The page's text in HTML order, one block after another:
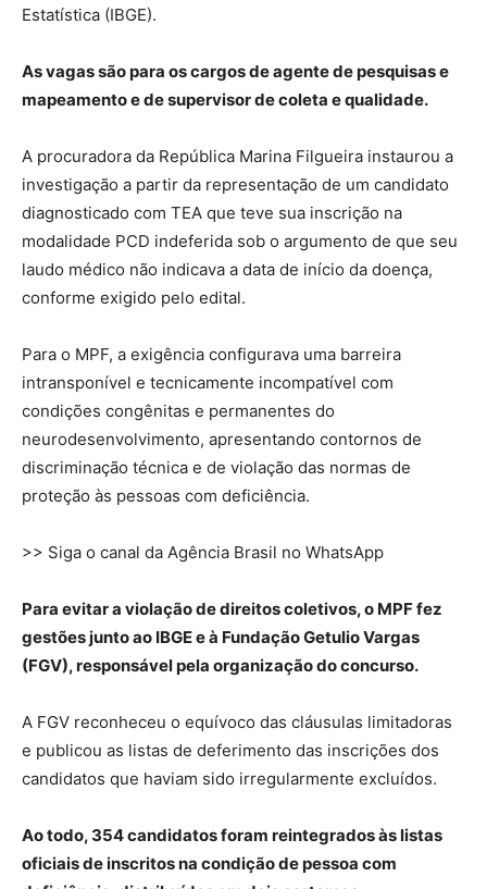
Estatística (IBGE).
As vagas são para os cargos de agente de pesquisas e
mapeamento e de supervisor de coleta e qualidade.
A procuradora da República Marina Filgueira instaurou a
investigação a partir da representação de um candidato
diagnosticado com TEA que teve sua inscrição na
modalidade PCD indeferida sob o argumento de que seu
laudo médico não indicava a data de início da doença,
conforme exigido pelo edital.
Para o MPF, a exigência configurava uma barreira
intransponível e tecnicamente incompatível com
condições congênitas e permanentes do
neurodesenvolvimento, apresentando contornos de
discriminação técnica e de violação das normas de
proteção às pessoas com deficiência.
>> Siga o canal da Agência Brasil no WhatsApp
Para evitar a violação de direitos coletivos, o MPF fez
gestões junto ao IBGE e à Fundação Getulio Vargas
(FGV), responsável pela organização do concurso.
A FGV reconheceu o equívoco das cláusulas limitadoras
e publicou as listas de deferimento das inscrições dos
candidatos que haviam sido irregularmente excluídos.
Ao todo, 354 candidatos foram reintegrados às listas
oficiais de inscritos na condição de pessoa com